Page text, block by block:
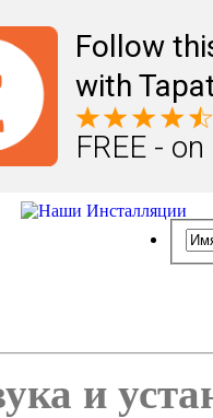
Follow
with
FREE -
и